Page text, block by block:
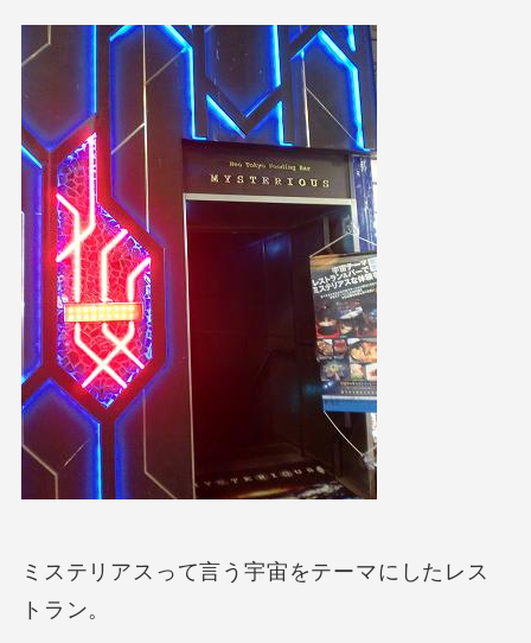
ミステリアスって言う宇宙をテーマにしたレス
トラン。